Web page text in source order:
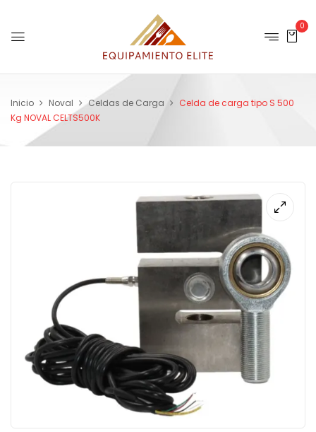
0
Inicio Noval Celdas de Carga
Celda de carga tipo S 500
Kg NOVAL CELTS500K